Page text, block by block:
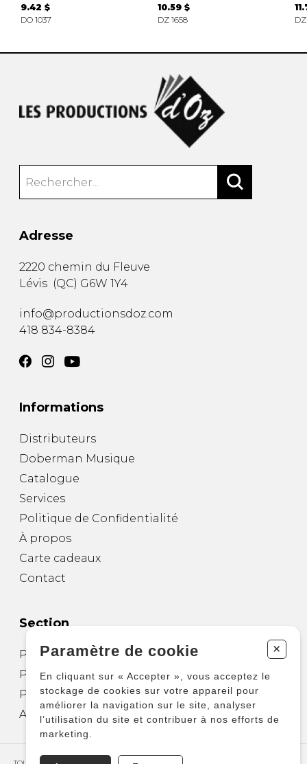
9.42 $
DO 1037
10.59 $
DZ 1658
Adresse
2220 chemin du Fleuve
Lévis (QC) G6W 1Y4
info@productionsdoz.com
418 834-8384
Informations
Distributeurs
Doberman Musique
Catalogue
Services
Politique de Confidentialité
À propos
Carte cadeaux
Contact
Section
Partitions pour guitare
Partitions pour autres instruments
Partitions pour ensembles
Autres produits
Paramètre de cookie +
En cliquant sur « Accepter », vous acceptez le
stockage de cookies sur votre appareil pour
améliorer la navigation sur le site, analyser
l’utilisation du site et contribuer à nos efforts de
marketing.